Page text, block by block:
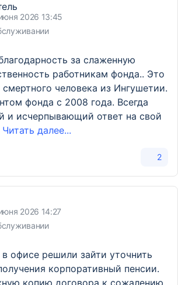
2026 13:45
за слаженную
работникам фонда.. Это
человека из Ингушетии.
фонда с 2008 года. Всегда
и исчерпывающий ответ на свой
Читать далее...
2
2026 14:27
офисе решили зайти уточнить
корпоративный пенсии.
копию договора к сожалению